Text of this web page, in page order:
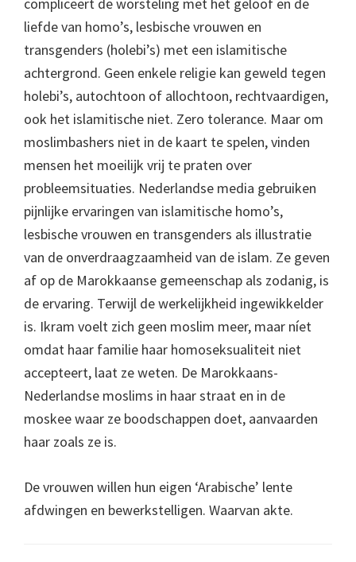
liefde van homo’s, lesbische vrouwen en
transgenders (holebi’s) met een islamitische
achtergrond. Geen enkele religie kan geweld tegen
holebi’s, autochtoon of allochtoon, rechtvaardigen,
ook het islamitische niet. Zero tolerance. Maar om
moslimbashers niet in de kaart te spelen, vinden
mensen het moeilijk vrij te praten over
probleemsituaties. Nederlandse media gebruiken
pijnlijke ervaringen van islamitische homo’s,
lesbische vrouwen en transgenders als illustratie
van de onverdraagzaamheid van de islam. Ze geven
af op de Marokkaanse gemeenschap als zodanig, is
de ervaring. Terwijl de werkelijkheid ingewikkelder
is. Ikram voelt zich geen moslim meer, maar níet
omdat haar familie haar homoseksualiteit niet
accepteert, laat ze weten. De Marokkaans-
Nederlandse moslims in haar straat en in de
moskee waar ze boodschappen doet, aanvaarden
haar zoals ze is.
De vrouwen willen hun eigen ‘Arabische’ lente
afdwingen en bewerkstelligen. Waarvan akte.